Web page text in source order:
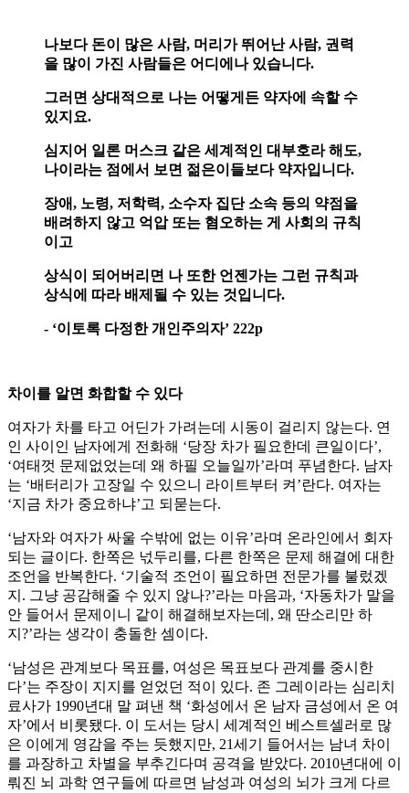
나보다 돈이 많은 사람, 머리가 뛰어난 사람, 권력
을 많이 가진 사람들은 어디에나 있습니다.
그러면 상대적으로 나는 어떻게든 약자에 속할 수
있지요.
심지어 일론 머스크 같은 세계적인 대부호라 해도,
나이라는 점에서 보면 젊은이들보다 약자입니다.
장애, 노령, 저학력, 소수자 집단 소속 등의 약점을
배려하지 않고 억압 또는 혐오하는 게 사회의 규칙
이고
상식이 되어버리면 나 또한 언젠가는 그런 규칙과
상식에 따라 배제될 수 있는 것입니다.
- ‘이토록 다정한 개인주의자’ 222p
차이를 알면 화합할 수 있다
여자가 차를 타고 어딘가 가려는데 시동이 걸리지 않는다. 연
인 사이인 남자에게 전화해 ‘당장 차가 필요한데 큰일이다’,
‘여태껏 문제없었는데 왜 하필 오늘일까’라며 푸념한다. 남자
는 ‘배터리가 고장일 수 있으니 라이트부터 켜’란다. 여자는
‘지금 차가 중요하냐’고 되묻는다.
‘남자와 여자가 싸울 수밖에 없는 이유’라며 온라인에서 회자
되는 글이다. 한쪽은 넋두리를, 다른 한쪽은 문제 해결에 대한
조언을 반복한다. ‘기술적 조언이 필요하면 전문가를 불렀겠
지. 그냥 공감해줄 수 있지 않나?’라는 마음과, ‘자동차가 말을
안 들어서 문제이니 같이 해결해보자는데, 왜 딴소리만 하
지?’라는 생각이 충돌한 셈이다.
‘남성은 관계보다 목표를, 여성은 목표보다 관계를 중시한
다’는 주장이 지지를 얻었던 적이 있다. 존 그레이라는 심리치
료사가 1990년대 말 펴낸 책 ‘화성에서 온 남자 금성에서 온 여
자’에서 비롯됐다. 이 도서는 당시 세계적인 베스트셀러로 많
은 이에게 영감을 주는 듯했지만, 21세기 들어서는 남녀 차이
를 과장하고 차별을 부추긴다며 공격을 받았다. 2010년대에 이
뤄진 뇌 과학 연구들에 따르면 남성과 여성의 뇌가 크게 다르